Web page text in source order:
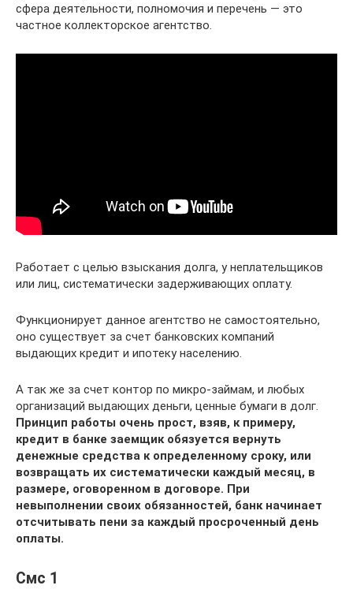
сфера деятельности, полномочия и перечень — это
частное коллекторское агентство.
Работает с целью взыскания долга, у неплательщиков
или лиц, систематически задерживающих оплату.
Функционирует данное агентство не самостоятельно,
оно существует за счет банковских компаний
выдающих кредит и ипотеку населению.
А так же за счет контор по микро-займам, и любых
организаций выдающих деньги, ценные бумаги в долг.
Принцип работы очень прост, взяв, к примеру,
кредит в банке заемщик обязуется вернуть
денежные средства к определенному сроку, или
возвращать их систематически каждый месяц, в
размере, оговоренном в договоре. При
невыполнении своих обязанностей, банк начинает
отсчитывать пени за каждый просроченный день
оплаты.
Смс 1